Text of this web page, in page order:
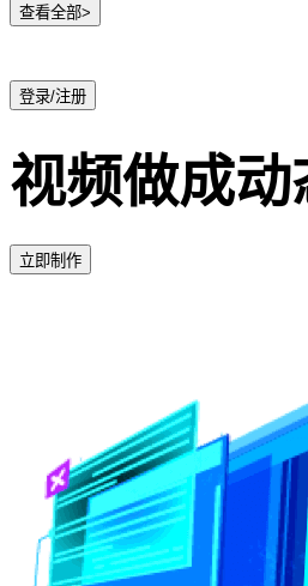
查看全部>
登录/注册
视频做成动
立即制作